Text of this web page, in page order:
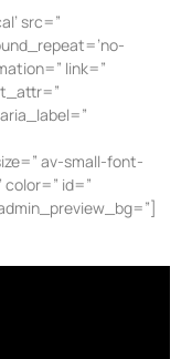
src=”
link=”
av-small-font-
id=”